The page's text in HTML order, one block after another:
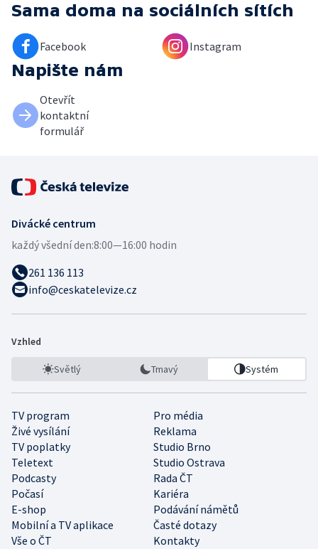
Sama doma na sociálních sítích
Facebook Instagram
Napište nám
Otevřít
kontaktní
formulář
Divácké centrum
každý všední den:8:00—16:00 hodin
261 136 113
info@ceskatelevize.cz
Vzhled
Světlý Tmavý Systém
TV program
Pro média
Živé vysílání
Reklama
TV poplatky
Studio Brno
Teletext
Studio Ostrava
Podcasty
Rada ČT
Počasí
Kariéra
E-shop
Podávání námětů
Mobilní a TV aplikace
Časté dotazy
Vše o ČT
Kontakty